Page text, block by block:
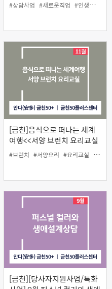
#당사자지원사업 #성격분석 #인생설계사업
#상담사업 #새로운직업 #인생설계
#당사자지원사업 #성격분석 #인생설계사업
[금천]음식으로 떠나는 세계
여행<<서양 브런치 요리교실
>>
#브런치 #서양요리 #요리교실 #인생
[금천][당사자지원사업/특화